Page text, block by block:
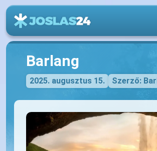
Barlang
2025. augusztus 15. Szerző: